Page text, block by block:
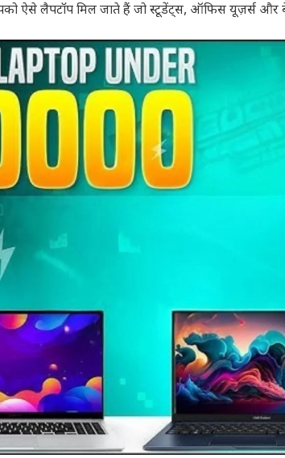
ऐसे लैपटॉप मिल जाते हैं जो स्टूडेंट्स, ऑफिस यूज़र्स और